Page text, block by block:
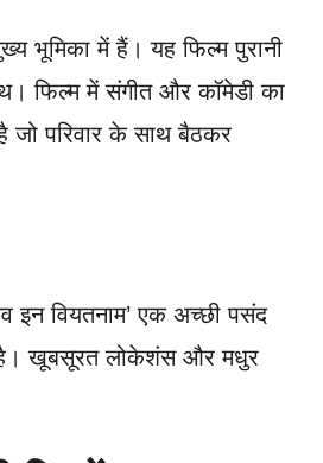
भूमिका में हैं। यह फिल्म पुरानी
फिल्म में संगीत और कॉमेडी का
जो परिवार के साथ बैठकर
इन वियतनाम’ एक अच्छी पसंद
है। खूबसूरत लोकेशंस और मधुर